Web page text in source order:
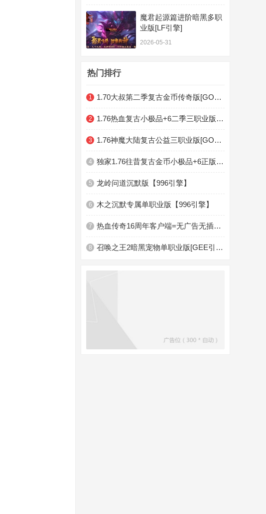
魔君起源篇进阶暗黑多职
业版[LF引擎]
2026-05-31
热门排行
1 1.70大叔第二季复古金币传奇版[GOM引擎]
2 1.76热血复古小极品+6二季三职业版[GOM引擎]
3 1.76神魔大陆复古公益三职业版[GOM引擎]
4 独家1.76往昔复古金币小极品+6正版开区三职业版[GOM引擎]
5 龙岭问道沉默版【996引擎】
6 木之沉默专属单职业版【996引擎】
7 热血传奇16周年客户端=无广告无插件放心下载适合全版
8 召唤之王2暗黑宠物单职业版[GEE引擎]